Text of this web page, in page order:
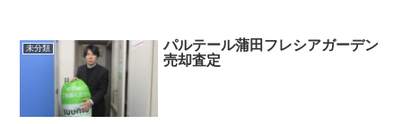
未分類
パルテール蒲田フレシアガーデン
売却査定